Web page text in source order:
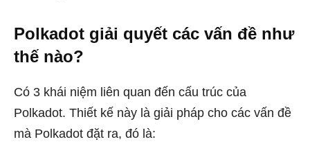
Polkadot giải quyết các vấn đề như
thế nào?
Có 3 khái niệm liên quan đến cấu trúc của
Polkadot. Thiết kế này là giải pháp cho các vấn đề
mà Polkadot đặt ra, đó là: